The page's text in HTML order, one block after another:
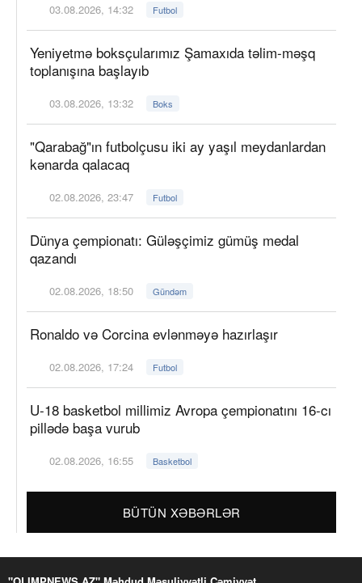
03.08.2026, 14:32 Futbol
Yeniyetmə boksçularımız Şamaxıda təlim-məşq
toplanışına başlayıb
03.08.2026, 13:32 Boks
"Qarabağ"ın futbolçusu iki ay yaşıl meydanlardan
kənarda qalacaq
02.08.2026, 23:47 Futbol
Dünya çempionatı: Güləşçimiz gümüş medal
qazandı
02.08.2026, 18:50 Gündəm
Ronaldo və Corcina evlənməyə hazırlaşır
02.08.2026, 17:24 Futbol
U-18 basketbol millimiz Avropa çempionatını 16-cı
pillədə başa vurub
02.08.2026, 16:55 Basketbol
BÜTÜN XƏBƏRLƏR